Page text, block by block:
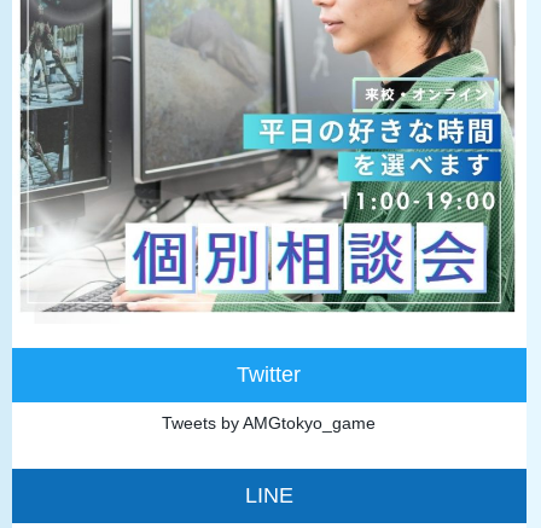
Twitter
Tweets by AMGtokyo_game
LINE